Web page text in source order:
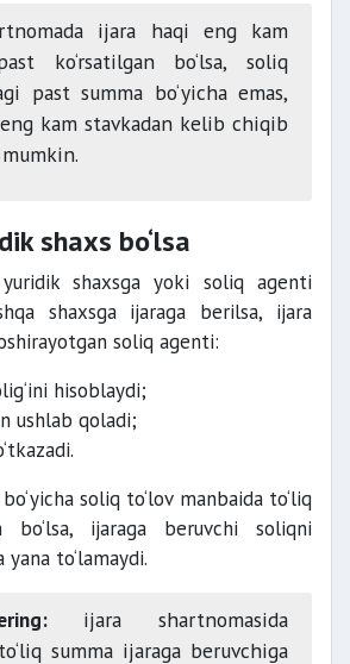
ijara haqi eng kam
ko‘rsatilgan bo‘lsa, soliq
past summa bo‘yicha emas,
kam stavkadan kelib chiqib
shaxs bo‘lsa
shaxsga yoki soliq agenti
shaxsga ijaraga berilsa, ijara
soliq agenti:
hisoblaydi;
ushlab qoladi;
soliq to‘lov manbaida to‘liq
bo‘lsa, ijaraga beruvchi soliqni
to‘lamaydi.
ijara shartnomasida
summa ijaraga beruvchiga